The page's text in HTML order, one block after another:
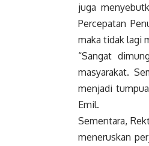
juga
Percepatan
maka tidak lagi
“Sangat
masyarakat.
menjadi
Emil.
Sementara,
meneruskan